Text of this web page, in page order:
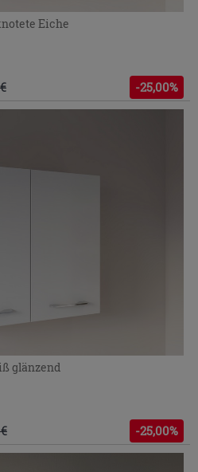
Eiche
-25,00%
bestellbar
glänzend
-25,00%
bestellbar